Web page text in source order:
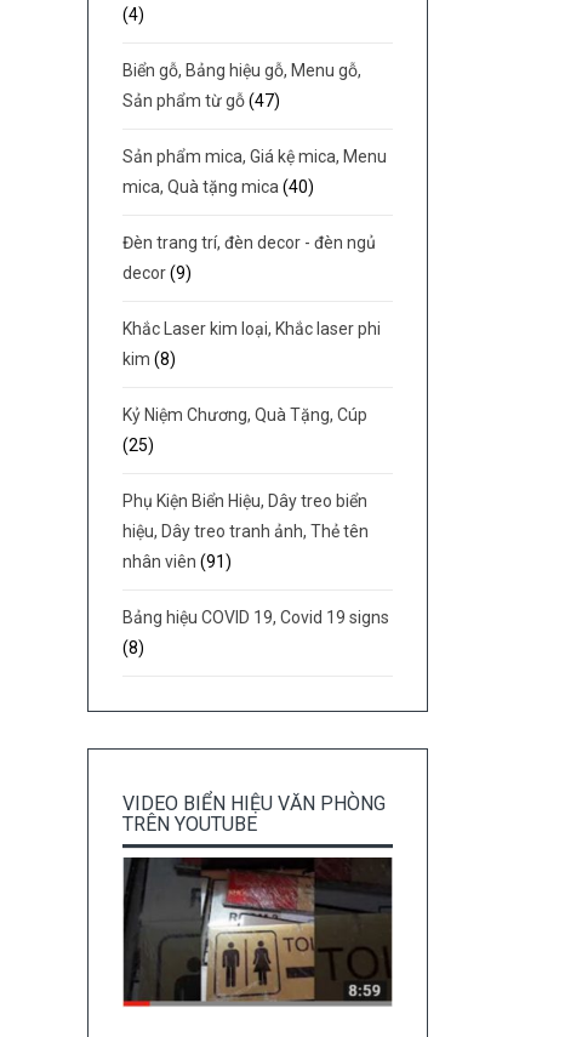
(4)
Biển gỗ, Bảng hiệu gỗ, Menu gỗ,
Sản phẩm từ gỗ(47)
Sản phẩm mica, Giá kệ mica, Menu
mica, Quà tặng mica(40)
Đèn trang trí, đèn decor - đèn ngủ
decor(9)
Khắc Laser kim loại, Khắc laser phi
kim (8)
Kỷ Niệm Chương, Quà Tặng, Cúp
(25)
Phụ Kiện Biển Hiệu, Dây treo biển
hiệu, Dây treo tranh ảnh, Thẻ tên
nhân viên (91)
Bảng hiệu COVID 19, Covid 19 signs
(8)
VIDEO BIỂN HIỆU VĂN PHÒNG
TRÊN YOUTUBE